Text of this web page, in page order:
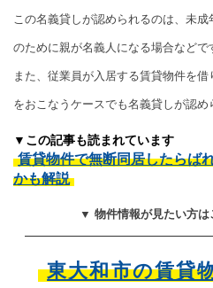
この名義貸しが認められるのは、未
のために親が名義人になる場合などで
また、従業員が入居する賃貸物件を
をおこなうケースでも名義貸しが認め
▼この記事も読まれています
賃貸物件で無断同居したらば
かも解説
▼ 物件情報が見たい方
東大和市の賃貸